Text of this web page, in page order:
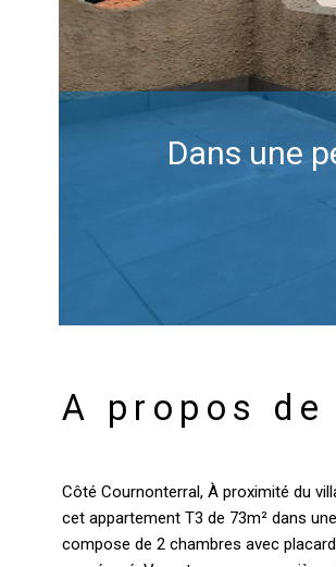
Dans une
A propos de
Côté Cournonterral, À proximité du
cet appartement T3 de 73m² dans
compose de 2 chambres avec